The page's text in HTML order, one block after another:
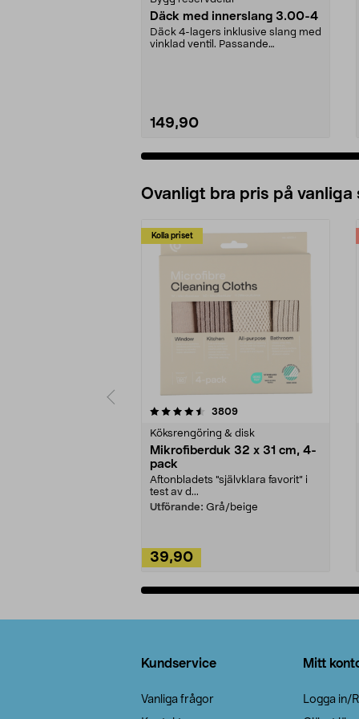
Däck med innerslang 3.00-4
Däck 4-lagers inklusive slang med
vinklad ventil. Passande
149,90
Ovanligt bra pris på vanliga
Kolla priset
3809recensioner
Köksrengöring & disk
Mikrofiberduk 32 x 31 cm, 4-
pack
Aftonbladets "självklara favorit” i
test av d...
Utförande: Grå/beige
39,90
4.0av 5 stjärnor
Kundservice
Vanliga frågor
Mitt
Logga in/